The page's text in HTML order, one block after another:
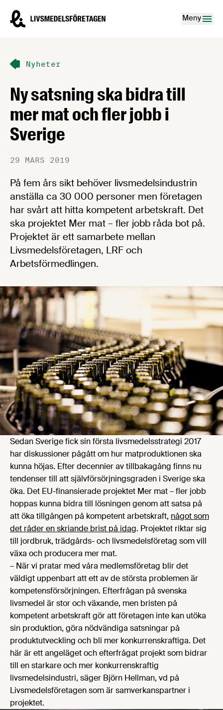
Livsmedelsföretagen – till startsidan
Meny
Nyheter
Ny satsning ska bidra till
mer mat och fler jobb i
Sverige
29 MARS 2019
På fem års sikt behöver livsmedelsindustrin
anställa ca 30 000 personer men företagen
har svårt att hitta kompetent arbetskraft. Det
ska projektet Mer mat – fler jobb råda bot på.
Projektet är ett samarbete mellan
Livsmedelsföretagen, LRF och
Arbetsförmedlingen.
Sedan Sverige fick sin första livsmedelsstrategi 2017
har diskussioner pågått om hur matproduktionen ska
kunna höjas. Efter decennier av tillbakagång finns nu
tendenser till att självförsörjningsgraden i Sverige ska
öka. Det EU-finansierade projektet Mer mat – fler jobb
hoppas kunna bidra till lösningen genom att satsa på
att öka tillgången på kompetent arbetskraft, något som
det råder en skriande brist på idag. Projektet riktar sig
till jordbruk, trädgårds- och livsmedelsföretag som vill
växa och producera mer mat.
– När vi pratar med våra medlemsföretag blir det
väldigt uppenbart att ett av de största problemen är
kompetensförsörjningen. Efterfrågan på svenska
livsmedel är stor och växande, men bristen på
kompetent arbetskraft gör att företagen inte kan utöka
sin produktion, göra nödvändiga satsningar på
produktutveckling och bli mer konkurrenskraftiga. Det
här är ett angeläget och efterfrågat projekt som bidrar
till en starkare och mer konkurrenskraftig
livsmedelsindustri, säger Björn Hellman, vd på
Livsmedelsföretagen som är samverkanspartner i
projektet.